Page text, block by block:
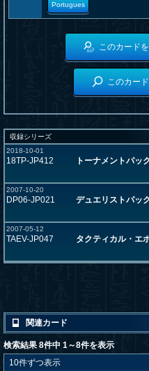
Portugues
このカード
このカー
収録シリーズ
2018-10-01
18TP-JP412 トーナメントパッ
2007-10-20
DP06-JP021 デュエリストパッ
2007-05-12
TAEV-JP047 タクティカル・エ
関連カード
検索結果 8件中 1～8件を表示